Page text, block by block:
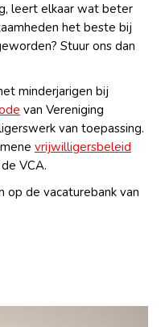
leert elkaar wat beter
het beste bij
Stuur ons dan
minderjarigen bij
van Vereniging
van toepassing.
vrijwilligersbeleid
VCA.
op de vacaturebank van